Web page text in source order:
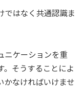
ではなく共通認識ま
ニケーションを重
。そうすることによ
かなければいけませ